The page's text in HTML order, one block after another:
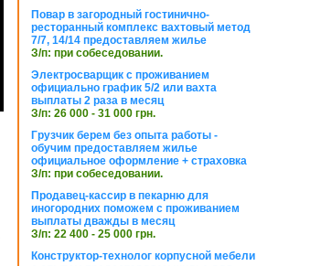
Повар в загородный гостинично-
ресторанный комплекс вахтовый метод
7/7, 14/14 предоставляем жилье
З/п: при собеседовании.
Электросварщик с проживанием
официально график 5/2 или вахта
выплаты 2 раза в месяц
З/п: 26 000 - 31 000 грн.
Грузчик берем без опыта работы -
обучим предоставляем жилье
официальное оформление + страховка
З/п: при собеседовании.
Продавец-кассир в пекарню для
иногородних поможем с проживанием
выплаты дважды в месяц
З/п: 22 400 - 25 000 грн.
Конструктор-технолог корпусной мебели